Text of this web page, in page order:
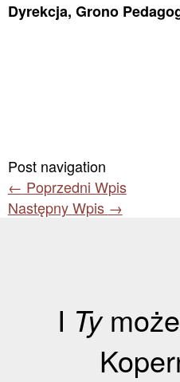
Dyrekcja, Grono
Post navigation
← Poprzedni Wpis
Następny Wpis →
I Ty